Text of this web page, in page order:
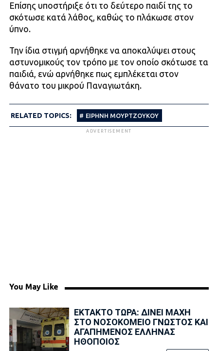
Επίσης υποστήριξε ότι το δεύτερο παιδί της το
σκότωσε κατά λάθος, καθώς το πλάκωσε στον
ύπνο.
Την ίδια στιγμή αρνήθηκε να αποκαλύψει στους
αστυνομικούς τον τρόπο με τον οποίο σκότωσε τα
παιδιά, ενώ αρνήθηκε πως εμπλέκεται στον
θάνατο του μικρού Παναγιωτάκη.
RELATED TOPICS: ΕΙΡΗΝΗ ΜΟΥΡΤΖΟΥΚΟΥ
ADVERTISEMENT
You May Like
ΕΚΤΑΚΤΟ ΤΩΡΑ: ΔΙΝΕΙ ΜΑΧΗ
ΣΤΟ ΝΟΣΟΚΟΜΕΙΟ ΓΝΩΣΤΟΣ ΚΑΙ
ΑΓΑΠΗΜΕΝΟΣ ΕΛΛΗΝΑΣ
ΗΘΟΠΟΙΟΣ